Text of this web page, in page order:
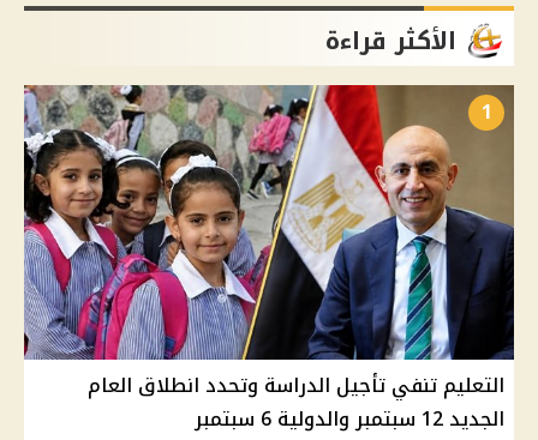
الأكثر قراءة
1
التعليم تنفي تأجيل الدراسة وتحدد انطلاق العام
الجديد 12 سبتمبر والدولية 6 سبتمبر